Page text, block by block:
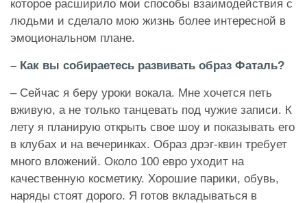
которое расширило мои способы взаимодействия с
людьми и сделало мою жизнь более интересной в
эмоциональном плане.
– Как вы собираетесь развивать образ Фаталь?
– Сейчас я беру уроки вокала. Мне хочется петь
вживую, а не только танцевать под чужие записи. К
лету я планирую открыть свое шоу и показывать его
в клубах и на вечеринках. Образ дрэг-квин требует
много вложений. Около 100 евро уходит на
качественную косметику. Хорошие парики, обувь,
наряды стоят дорого. Я готов вкладываться в